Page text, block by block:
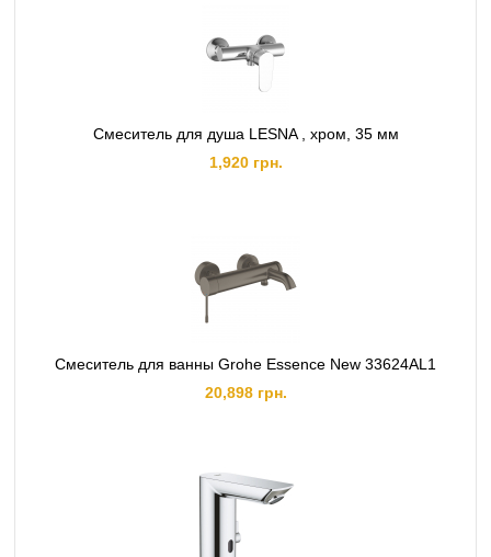
Смеситель для душа LESNA , хром, 35 мм
1,920 грн.
Смеситель для ванны Grohe Essence New 33624AL1
20,898 грн.